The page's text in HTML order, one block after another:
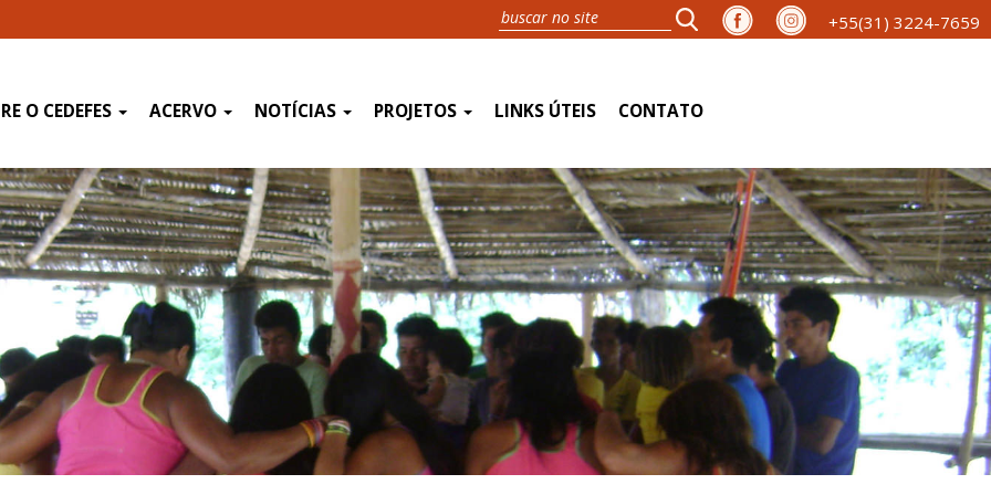
+55(31) 3224-7659
O CEDEFES ACERVO NOTÍCIAS PROJETOS LINKS ÚTEIS CONTATO